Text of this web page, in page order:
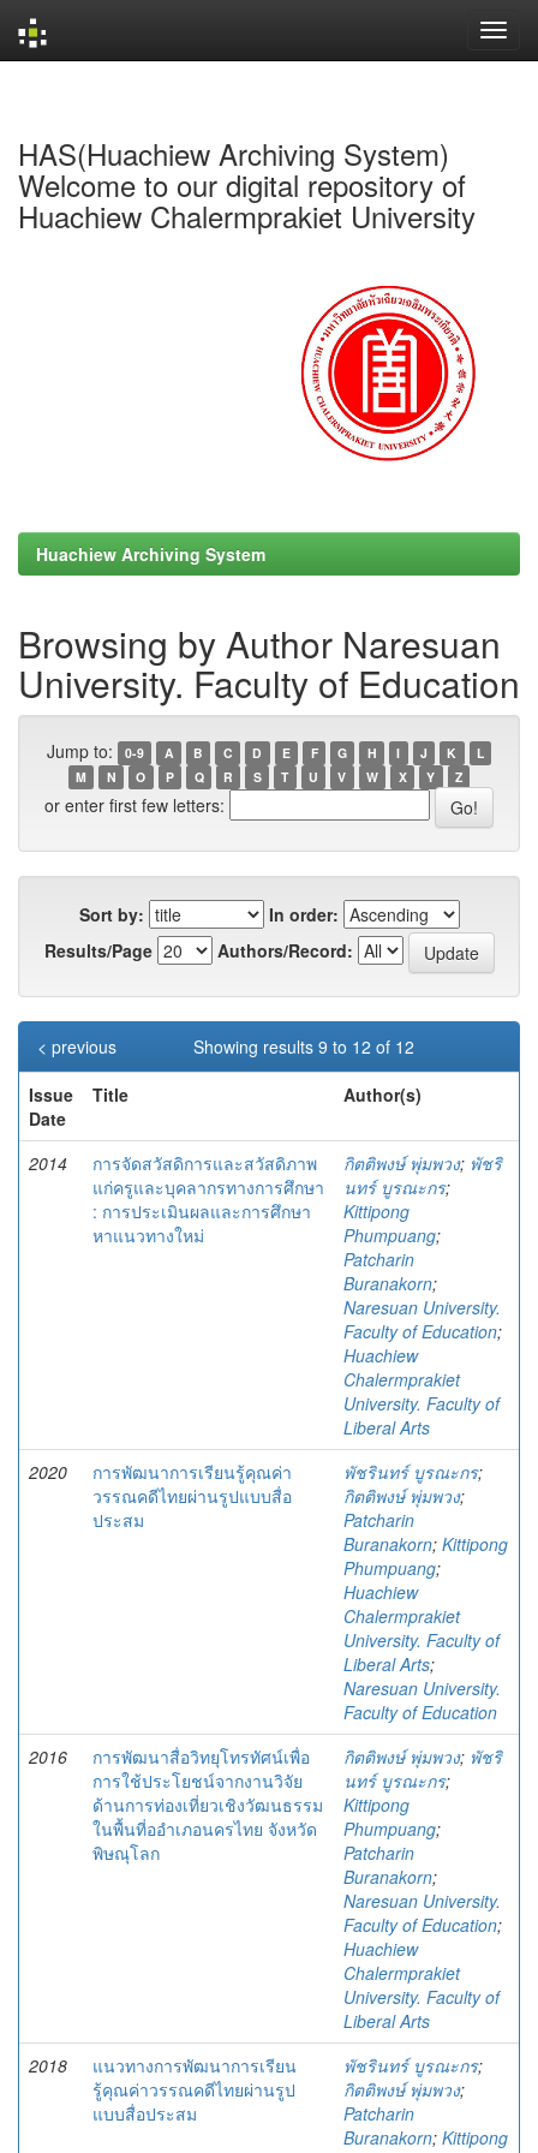
HAS(Huachiew Archiving System)
Welcome to our digital repository of
Huachiew Chalermprakiet University
Huachiew Archiving System
Browsing by Author Naresuan
University. Faculty of Education
Jump to: 0-9 A B C D E F G H I J K
L
M
N O P Q R S T U V W X Y Z
or enter first few letters:
Sort by:
In order:
Results/Page
Authors/Record:
Showing results 9 to 12 of 12
< previous
Issue
Date
Title Author(s)
2014
การจัดสวัสดิการและสวัสดิภาพ
แก่ครูและบุคลากรทางการศึกษา
: การประเมินผลและการศึกษา
หาแนวทางใหม่
กิตติพงษ์ พุ่มพวง; พัชริ
นทร์ บูรณะกร;
Kittipong
Phumpuang;
Patcharin
Buranakorn;
Naresuan University.
Faculty of Education;
Huachiew
Chalermprakiet
University. Faculty of
Liberal Arts
2020
การพัฒนาการเรียนรู้คุณค่า
วรรณคดีไทยผ่านรูปแบบสื่อ
ประสม
พัชรินทร์ บูรณะกร;
กิตติพงษ์ พุ่มพวง;
Patcharin
Buranakorn; Kittipong
Phumpuang;
Huachiew
Chalermprakiet
University. Faculty of
Liberal Arts;
Naresuan University.
Faculty of Education
2016
การพัฒนาสื่อวิทยุโทรทัศน์เพื่อ
การใช้ประโยชน์จากงานวิจัย
ด้านการท่องเที่ยวเชิงวัฒนธรรม
ในพื้นที่ออำเภอนครไทย จังหวัด
พิษณุโลก
กิตติพงษ์ พุ่มพวง; พัชริ
นทร์ บูรณะกร;
Kittipong
Phumpuang;
Patcharin
Buranakorn;
Naresuan University.
Faculty of Education;
Huachiew
Chalermprakiet
University. Faculty of
Liberal Arts
2018
แนวทางการพัฒนาการเรียน
รู้คุณค่าวรรณคดีไทยผ่านรูป
แบบสื่อประสม
พัชรินทร์ บูรณะกร;
กิตติพงษ์ พุ่มพวง;
Patcharin
Buranakorn; Kittipong